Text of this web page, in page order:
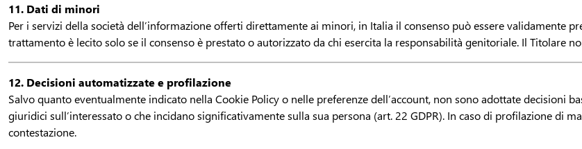
11. Dati di minori
Per i servizi della società dell’informazione offerti direttamente ai minori, in Italia il consenso può essere validamente
trattamento è lecito solo se il consenso è prestato o autorizzato da chi esercita la responsabilità genitoriale. Il Titolare
12. Decisioni automatizzate e profilazione
Salvo quanto eventualmente indicato nella Cookie Policy o nelle preferenze dell’account, non sono adottate decisioni
giuridici sull’interessato o che incidano significativamente sulla sua persona (art. 22 GDPR). In caso di profilazione di
contestazione.